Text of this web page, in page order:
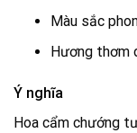
Màu sắc
Hương thơm
Ý nghĩa
Hoa cẩm chướng